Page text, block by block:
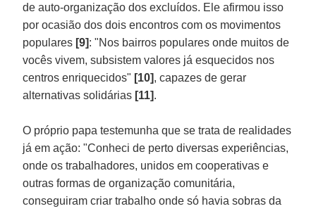
de auto-organização dos excluídos. Ele afirmou isso
por ocasião dos dois encontros com os movimentos
populares [9]: "Nos bairros populares onde muitos de
vocês vivem, subsistem valores já esquecidos nos
centros enriquecidos" [10], capazes de gerar
alternativas solidárias [11].
O próprio papa testemunha que se trata de realidades
já em ação: "Conheci de perto diversas experiências,
onde os trabalhadores, unidos em cooperativas e
outras formas de organização comunitária,
conseguiram criar trabalho onde só havia sobras da